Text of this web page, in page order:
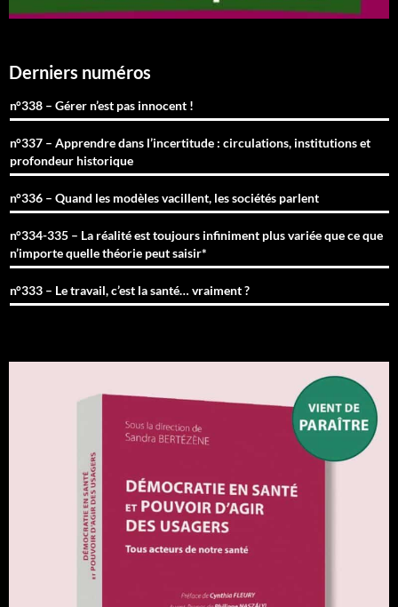
Derniers numéros
n°338 – Gérer n’est pas innocent !
n°337 – Apprendre dans l’incertitude : circulations, institutions et
profondeur historique
n°336 – Quand les modèles vacillent, les sociétés parlent
n°334-335 – La réalité est toujours infiniment plus variée que ce que
n’importe quelle théorie peut saisir*
n°333 – Le travail, c’est la santé… vraiment ?